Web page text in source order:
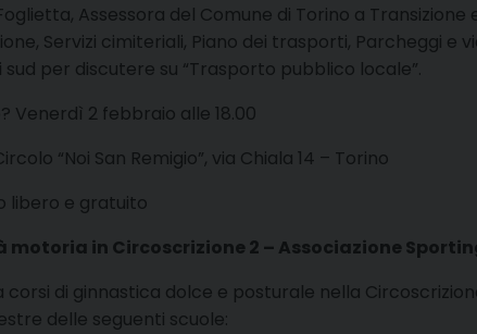
Assessora del Comune di Torino a
Servizi cimiteriali, Piano dei trasporti, Parcheggi e
sud per discutere su “Trasporto pubblico locale”.
Venerdì 2 febbraio alle 18.00
“Noi San Remigio”, via Chiala 14 – Torino
libero e gratuito
in Circoscrizione 2 – Associazione
corsi di ginnastica dolce e posturale nella
delle seguenti scuole: